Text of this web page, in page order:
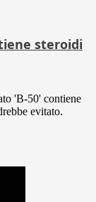
steroidi
'B-50' contiene
evitato.